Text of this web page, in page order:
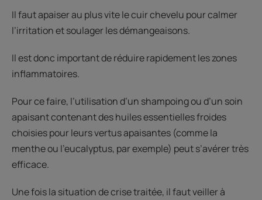
Il faut apaiser au plus vite le cuir chevelu pour calmer
l’irritation et soulager les démangeaisons.
Il est donc important de réduire rapidement les zones
inflammatoires.
Pour ce faire, l’utilisation d’un shampoing ou d’un soin
apaisant contenant des huiles essentielles froides
choisies pour leurs vertus apaisantes (comme la
menthe ou l’eucalyptus, par exemple) peut s’avérer très
efficace.
Une fois la situation de crise traitée, il faut veiller à